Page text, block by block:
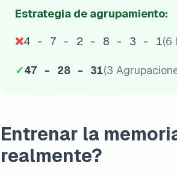
Estrategia de agrupamiento:
❌4 - 7 - 2 - 8 - 3 - 1(6
✓47 - 28 - 31(3
Entrenar la
realmente?